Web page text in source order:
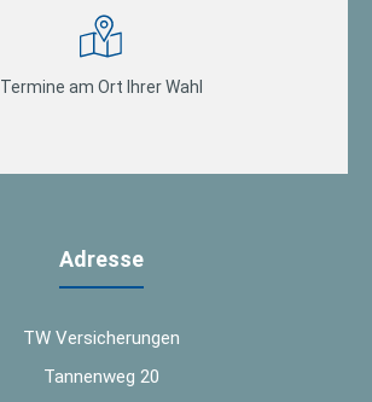
Termine am Ort Ihrer Wahl
Adresse
TW Versicherungen
Tannenweg 20